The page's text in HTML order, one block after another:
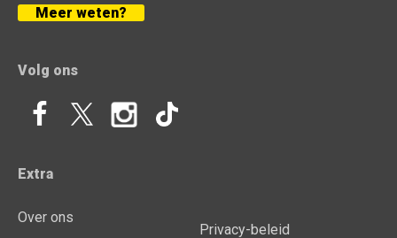
Meer weten?
Volg ons
Extra
Over ons
Privacy-beleid